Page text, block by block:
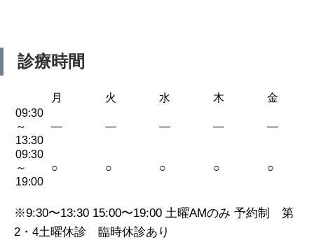
診療時間
月 火 水 木
金
09:30
～
13:30
— — — — —
09:30
～
19:00
○ ○ ○ ○ ○
※9:30〜13:30 15:00〜19:00 土曜AMのみ 予約制 第
2・4土曜休診 臨時休診あり